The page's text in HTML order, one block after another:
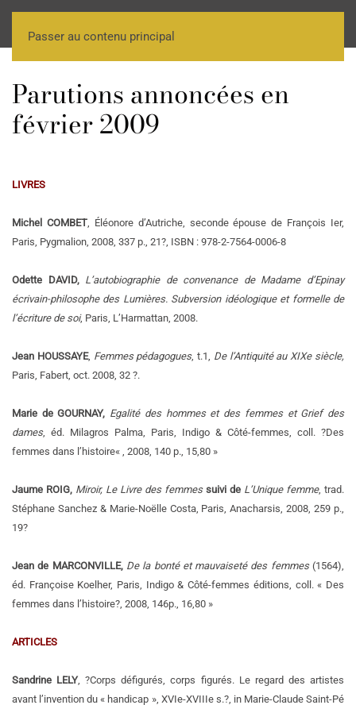
Passer au contenu principal
Parutions annoncées en
février 2009
LIVRES
Michel COMBET, Éléonore d’Autriche, seconde épouse de François Ier,
Paris, Pygmalion, 2008, 337 p., 21?, ISBN : 978-2-7564-0006-8
Odette DAVID, L’autobiographie de convenance de Madame d’Epinay
écrivain-philosophe des Lumières. Subversion idéologique et formelle de
l’écriture de soi, Paris, L’Harmattan, 2008.
Jean HOUSSAYE, Femmes pédagogues, t.1, De l’Antiquité au XIXe siècle,
Paris, Fabert, oct. 2008, 32 ?.
Marie de GOURNAY, Egalité des hommes et des femmes et Grief des
dames, éd. Milagros Palma, Paris, Indigo & Côté-femmes, coll. ?Des
femmes dans l’histoire« , 2008, 140 p., 15,80 »
Jaume ROIG, Miroir, Le Livre des femmes suivi de L’Unique femme, trad.
Stéphane Sanchez & Marie-Noëlle Costa, Paris, Anacharsis, 2008, 259 p.,
19?
Jean de MARCONVILLE, De la bonté et mauvaiseté des femmes(1564),
éd. Françoise Koelher, Paris, Indigo & Côté-femmes éditions, coll. « Des
femmes dans l’histoire?, 2008, 146p., 16,80 »
ARTICLES
Sandrine LELY, ?Corps défigurés, corps figurés. Le regard des artistes
avant l’invention du « handicap », XVIe-XVIIIe s.?, in Marie-Claude Saint-Pé